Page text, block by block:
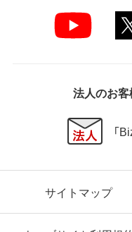
弊社は、データ
損害等を含め、
に起因する直接的
第6条 輸出規制
本契約の締結に
国輸出管理関連
法人のお
「
サイトマップ